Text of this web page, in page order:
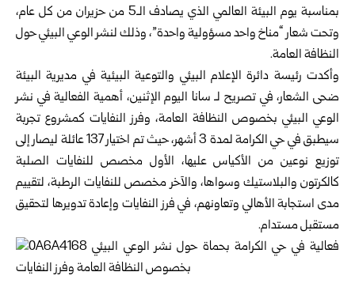
بمناسبة يوم البيئة العالمي الذي يصادف الـ5 من حزيران من كل عام،
وتحت شعار “مناخ واحد مسؤولية واحدة”، وذلك لنشر الوعي البيئي حول
النظافة العامة.
وأكدت رئيسة دائرة الإعلام البيئي والتوعية البيئية في مديرية البيئة
ضحى الشعار، في تصريح لـ سانا اليوم الإثنين، أهمية الفعالية في نشر
الوعي البيئي بخصوص النظافة العامة، وفرز النفايات كمشروع تجربة
سيطبق في حي الكرامة لمدة 3 أشهر، حيث تم اختيار 137 عائلة ليصار إلى
توزيع نوعين من الأكياس عليها، الأول مخصص للنفايات الصلبة
كالكرتون والبلاستيك وسواها، والآخر مخصص للنفايات الرطبة، لتقييم
مدى استجابة الأهالي وتعاونهم، في فرز النفايات وإعادة تدويرها لتحقيق
مستقبل مستدام.